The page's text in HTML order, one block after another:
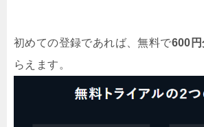
初めての登録であれば、無料で600円
らえます。